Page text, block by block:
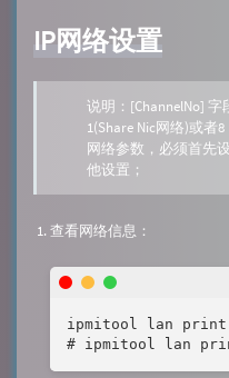
IP网络设置
说明：[ChannelNo] 字
1(Share Nic网络)或者
网络参数，必须首先
他设置；
查看网络信息：
ipmitool lan print
# ipmitool lan